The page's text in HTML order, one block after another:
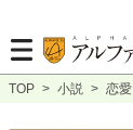
TOP > 小説 > 恋